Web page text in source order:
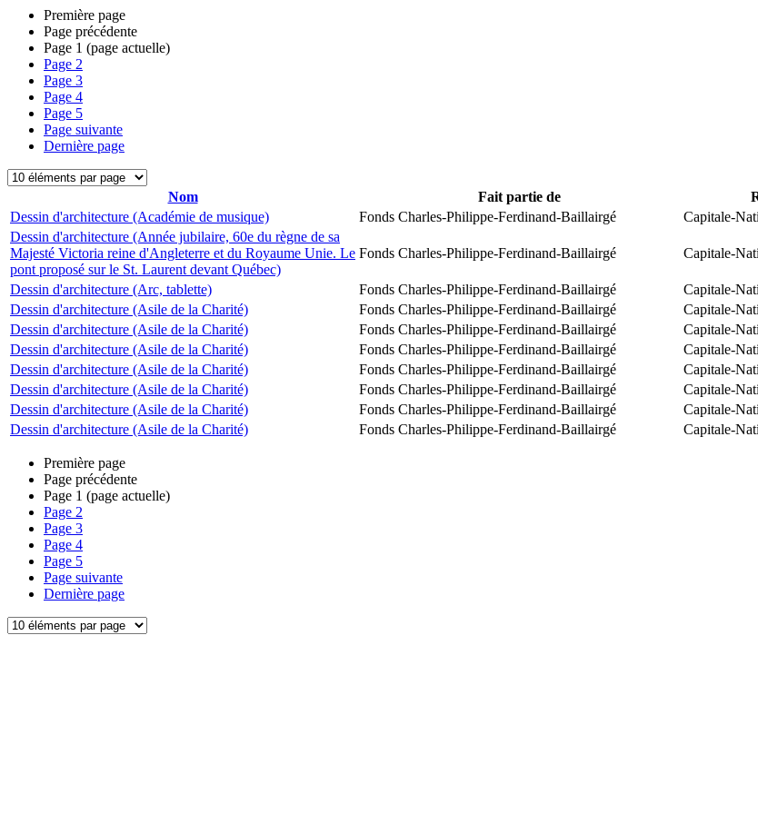
Première page
Page précédente
Page 1 (page actuelle)
Page 2
Page 3
Page 4
Page 5
Page suivante
Dernière page
Nom Fait partie de
Dessin d'architecture (Académie de musique)
Fonds Charles-Philippe-Ferdinand-Baillairgé Capitale-
Dessin d'architecture (Année jubilaire, 60e du règne de sa
Majesté Victoria reine d'Angleterre et du Royaume Unie. Le
pont proposé sur le St. Laurent devant Québec)
Fonds Charles-Philippe-Ferdinand-Baillairgé Capitale-
Dessin d'architecture (Arc, tablette) Fonds Charles-Philippe-Ferdinand-Baillairgé Capitale-
Dessin d'architecture (Asile de la Charité)
Fonds Charles-Philippe-Ferdinand-Baillairgé Capitale-
Dessin d'architecture (Asile de la Charité)
Fonds Charles-Philippe-Ferdinand-Baillairgé Capitale-
Dessin d'architecture (Asile de la Charité)
Fonds Charles-Philippe-Ferdinand-Baillairgé Capitale-
Dessin d'architecture (Asile de la Charité)
Fonds Charles-Philippe-Ferdinand-Baillairgé Capitale-
Dessin d'architecture (Asile de la Charité)
Fonds Charles-Philippe-Ferdinand-Baillairgé Capitale-
Dessin d'architecture (Asile de la Charité)
Fonds Charles-Philippe-Ferdinand-Baillairgé Capitale-
Dessin d'architecture (Asile de la Charité)
Fonds Charles-Philippe-Ferdinand-Baillairgé Capitale-
Première page
Page précédente
Page 1 (page actuelle)
Page 2
Page 3
Page 4
Page 5
Page suivante
Dernière page